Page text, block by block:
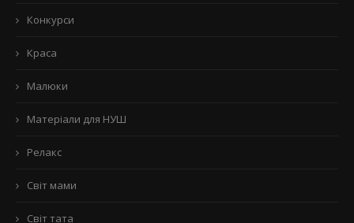
Конкурси
Краса
Малюки
Матеріали для НУШ
Релакс
Світ мами
Світ тата